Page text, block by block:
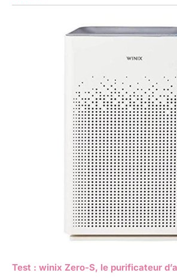
Test : winix Zero-S, le purificateur